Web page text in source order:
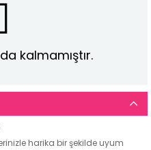
kalmamıştır.
harika bir şekilde uyum